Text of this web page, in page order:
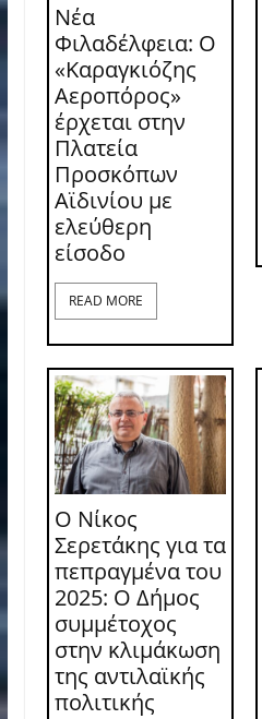
Νέα
Φιλαδέλφεια: Ο
«Καραγκιόζης
Αεροπόρος»
έρχεται στην
Πλατεία
Προσκόπων
Αϊδινίου με
ελεύθερη
είσοδο
READ MORE
Ο Νίκος
Σερετάκης για τα
πεπραγμένα του
2025: Ο Δήμος
συμμέτοχος
στην κλιμάκωση
της αντιλαϊκής
πολιτικής